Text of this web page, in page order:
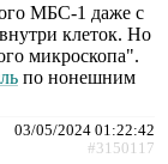
MБС-1 даже с
клеток. Но
микроскопа".
по нонешним
03/05/2024 01:22:42
#3150117